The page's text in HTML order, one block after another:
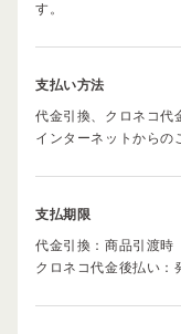
す。
支払い方法
代金引換、クロネコ代
インターネットからの
支払期限
代金引換：商品引渡時
クロネコ代金後払い：